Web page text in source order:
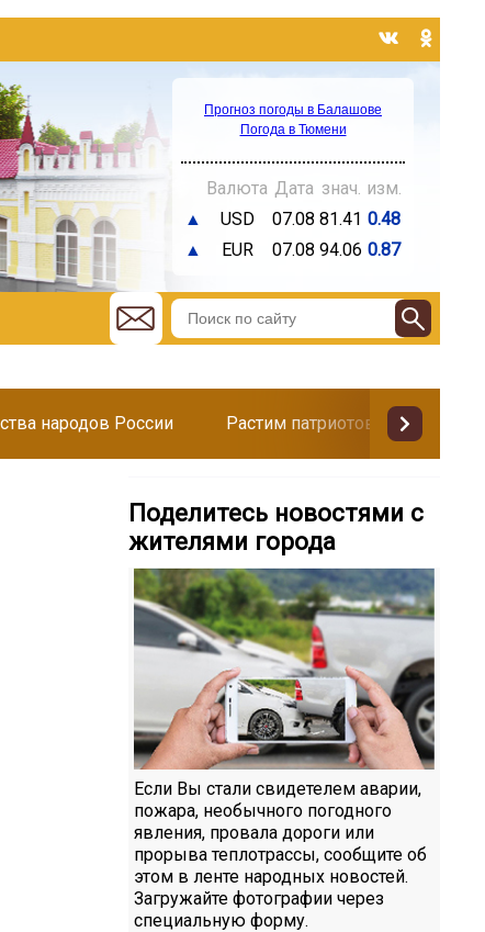
Прогноз погоды в Балашове
Погода в Тюмени
Валюта Дата знач. изм.
▲
USD 07.08 81.41 0.48
▲
EUR 07.08 94.06 0.87
народов России Растим патриотов
Поделитесь новостями с
жителями города
Если Вы стали свидетелем аварии,
пожара, необычного погодного
явления, провала дороги или
прорыва теплотрассы, сообщите об
этом в ленте народных новостей.
Загружайте фотографии через
специальную форму.